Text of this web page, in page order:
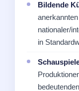
Bildende
nationaler/
in